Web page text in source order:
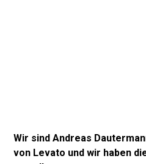
Wir sind Andreas
von Levato und wir haben